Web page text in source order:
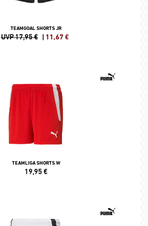
TEAMGOAL SHORTS JR
UVP 17,95 € | 11,67 €
TEAMLIGA SHORTS W
19,95€